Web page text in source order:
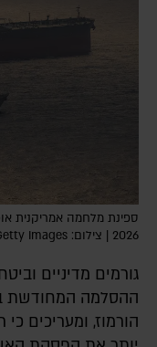
2026 | צילום: U.S. Navy via Getty Images
גורמים מדיניים וביטחוניים בישראל עוקבים מקרוב אחר
ההסלמה המחודשת
הורמוז, ומעריכים